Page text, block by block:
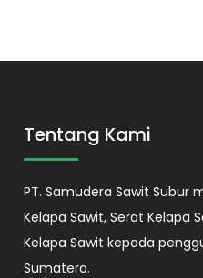
Tentang Kami
PT. Samudera Sawit Subur
Kelapa Sawit, Serat Kelapa
Kelapa Sawit kepada
Sumatera.